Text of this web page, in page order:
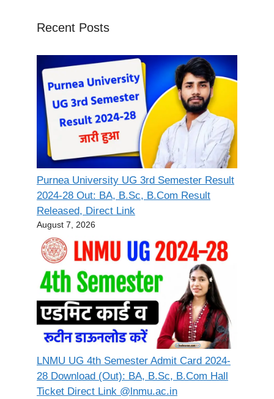
Recent Posts
Purnea University UG 3rd Semester Result
2024-28 Out: BA, B.Sc, B.Com Result
Released, Direct Link
August 7, 2026
LNMU UG 4th Semester Admit Card 2024-
28 Download (Out): BA, B.Sc, B.Com Hall
Ticket Direct Link @lnmu.ac.in